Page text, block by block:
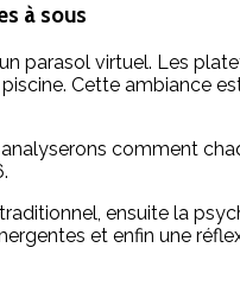
à sous
parasol virtuel. Les
Cette ambiance
comment
ensuite la
et enfin une